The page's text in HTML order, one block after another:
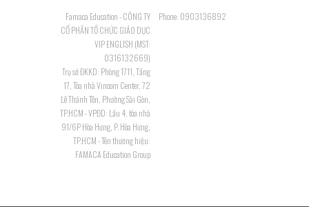
Phone: 0903136892
Famaca Education - CÔNG TY
CỔ PHẦN TỔ CHỨC GIÁO DỤC
VIP ENGLISH (MST:
0316132669)
Trụ sở ĐKKD: Phòng 1711, Tầng
17, Tòa nhà Vincom Center, 72
Lê Thánh Tôn, Phường Sài Gòn,
TP.HCM - VPĐD: Lầu 4, tòa nhà
91/6P Hòa Hưng, P. Hòa Hưng,
TP.HCM - Tên thương hiệu:
FAMACA Education Group